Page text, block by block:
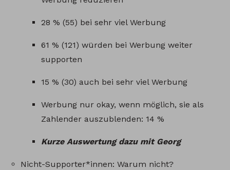
28 % (55) bei sehr viel Werbung
61 % (121) würden bei Werbung weiter
supporten
15 % (30) auch bei sehr viel Werbung
Werbung nur okay, wenn möglich, sie als
Zahlender auszublenden: 14 %
Kurze Auswertung dazu mit Georg
Nicht-Supporter*innen: Warum nicht?